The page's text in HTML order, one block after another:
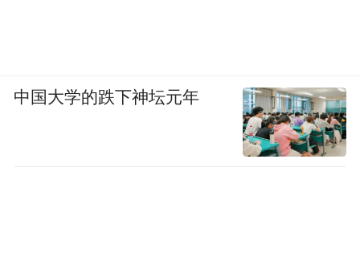
中国大学的跌下神坛元年